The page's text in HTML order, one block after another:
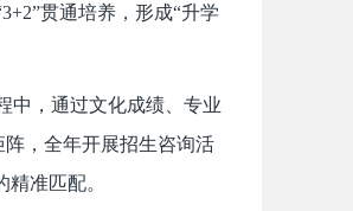
贯通培养，形成“升学
中，通过文化成绩、专业
阵，全年开展招生咨询活
准匹配。